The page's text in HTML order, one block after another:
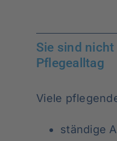
Sie sind
Pflegealltag
Viele
ständige